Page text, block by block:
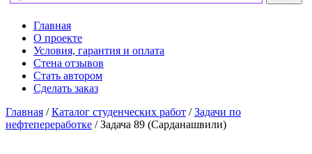
Главная
О проекте
Условия, гарантия и оплата
Стена отзывов
Стать автором
Сделать заказ
Главная /Каталог студенческих работ /Задачи по
нефтепереработке / Задача 89 (Сарданашвили)